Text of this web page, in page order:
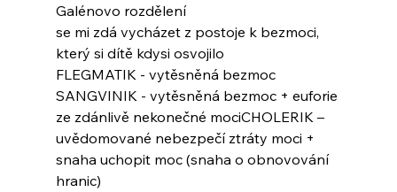
Galénovo rozdělení
se mi zdá vycházet z postoje k bezmoci,
který si dítě kdysi osvojilo
FLEGMATIK - vytěsněná bezmoc
SANGVINIK - vytěsněná bezmoc + euforie
ze zdánlivě nekonečné mociCHOLERIK –
uvědomované nebezpečí ztráty moci +
snaha uchopit moc (snaha o obnovování
hranic)